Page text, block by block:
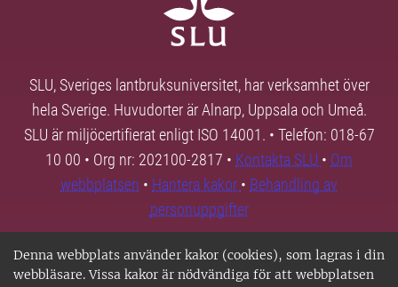
Denna webbplats använder kakor (cookies), som lagras i din
webbläsare. Vissa kakor är nödvändiga för att webbplatsen
SLU, Sveriges lantbruksuniversitet, har verksamhet över
hela Sverige. Huvudorter är Alnarp, Uppsala och Umeå.
SLU är miljöcertifierat enligt ISO 14001. • Telefon: 018-67
10 00 • Org nr: 202100-2817 • Kontakta SLU • Om
webbplatsen • Hantera kakor • Behandling av
personuppgifter